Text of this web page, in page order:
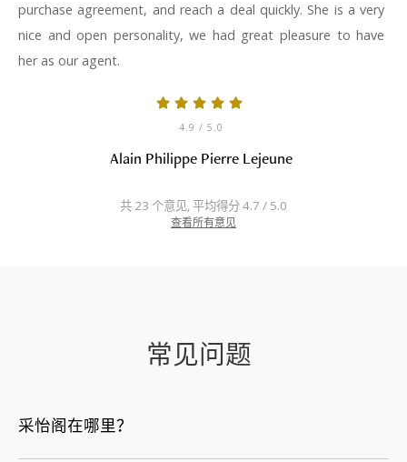
purchase agreement, and reach a deal quickly. She is a very
nice and open personality, we had great pleasure to have
her as our agent.
4.9 / 5.0
Alain Philippe Pierre Lejeune
共 23 个意见, 平均得分 4.7 / 5.0
查看所有意见
常见问题
采怡阁在哪里？